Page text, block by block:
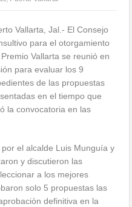
Vallarta, Jal.- El Consejo
para el otorgamiento
Vallarta se reunió en
para evaluar los 9
de las propuestas
en el tiempo que
la convocatoria en las
el alcalde Luis Munguía y
y discutieron las
a los mejores
solo 5 propuestas las
definitiva en la